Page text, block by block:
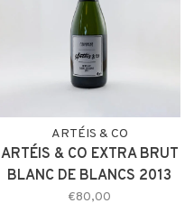
ARTÉIS & CO
ARTÉIS & CO EXTRA BRUT
BLANC DE BLANCS 2013
EXTRA BRUT
€80,00